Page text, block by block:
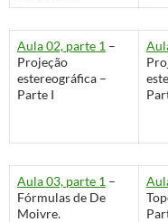
Aula 02, parte 1 –
Projeção
estereográfica –
Parte I
Aula 03, parte 1 –
Fórmulas de De
Moivre.